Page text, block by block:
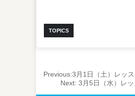
TOPICS
Previous:3月1日（土）レッ
Next: 3月5日（水）レ